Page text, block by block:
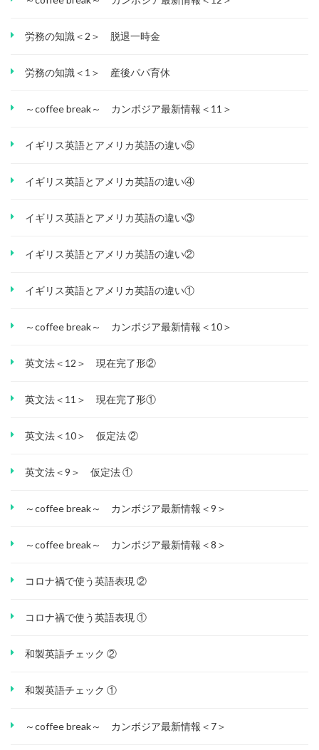
労務の知識＜2＞ 脱退一時金
労務の知識＜1＞ 産後パパ育休
～coffee break～ カンボジア最新情報＜11＞
イギリス英語とアメリカ英語の違い⑤
イギリス英語とアメリカ英語の違い④
イギリス英語とアメリカ英語の違い③
イギリス英語とアメリカ英語の違い②
イギリス英語とアメリカ英語の違い①
～coffee break～ カンボジア最新情報＜10＞
英文法＜12＞ 現在完了形②
英文法＜11＞ 現在完了形①
英文法＜10＞ 仮定法 ②
英文法＜9＞ 仮定法 ①
～coffee break～ カンボジア最新情報＜9＞
～coffee break～ カンボジア最新情報＜8＞
コロナ禍で使う英語表現 ②
コロナ禍で使う英語表現 ①
和製英語チェック ②
和製英語チェック ①
～coffee break～ カンボジア最新情報＜7＞